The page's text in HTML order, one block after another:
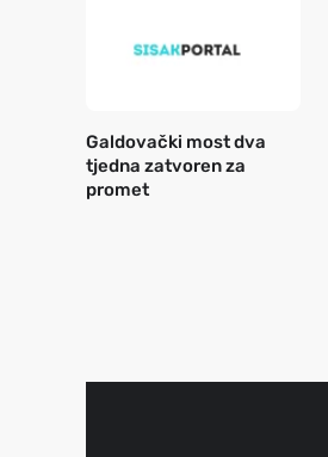
Galdovački most dva
tjedna zatvoren za
promet